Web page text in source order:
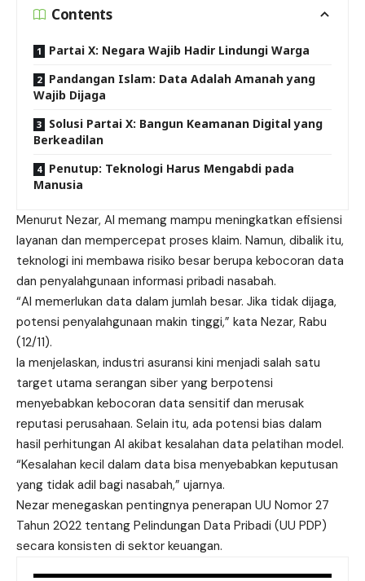
Contents
Partai X: Negara Wajib Hadir Lindungi Warga
Pandangan Islam: Data Adalah Amanah yang
Wajib Dijaga
Solusi Partai X: Bangun Keamanan Digital yang
Berkeadilan
Penutup: Teknologi Harus Mengabdi pada
Manusia
Menurut Nezar, AI memang mampu meningkatkan efisiensi
layanan dan mempercepat proses klaim. Namun, dibalik itu,
teknologi ini membawa risiko besar berupa kebocoran data
dan penyalahgunaan informasi pribadi nasabah.
“AI memerlukan data dalam jumlah besar. Jika tidak dijaga,
potensi penyalahgunaan makin tinggi,” kata Nezar, Rabu
(12/11).
Ia menjelaskan, industri asuransi kini menjadi salah satu
target utama serangan siber yang berpotensi
menyebabkan kebocoran data sensitif dan merusak
reputasi perusahaan. Selain itu, ada potensi bias dalam
hasil perhitungan AI akibat kesalahan data pelatihan model.
“Kesalahan kecil dalam data bisa menyebabkan keputusan
yang tidak adil bagi nasabah,” ujarnya.
Nezar menegaskan pentingnya penerapan UU Nomor 27
Tahun 2022 tentang Pelindungan Data Pribadi (UU PDP)
secara konsisten di sektor keuangan.